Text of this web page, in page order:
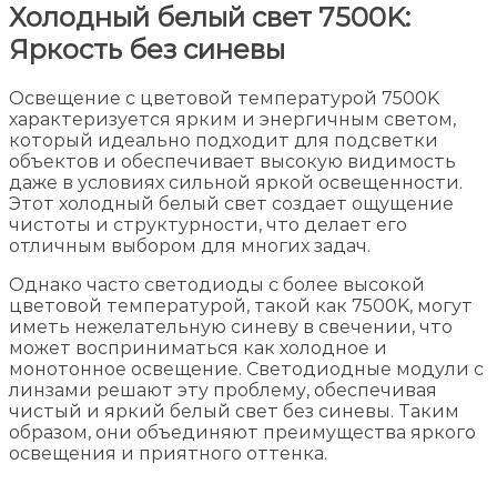
Холодный белый свет 7500K:
Яркость без синевы
Освещение с цветовой температурой 7500K
характеризуется ярким и энергичным светом,
который идеально подходит для подсветки
объектов и обеспечивает высокую видимость
даже в условиях сильной яркой освещенности.
Этот холодный белый свет создает ощущение
чистоты и структурности, что делает его
отличным выбором для многих задач.
Однако часто светодиоды с более высокой
цветовой температурой, такой как 7500K, могут
иметь нежелательную синеву в свечении, что
может восприниматься как холодное и
монотонное освещение. Светодиодные модули с
линзами решают эту проблему, обеспечивая
чистый и яркий белый свет без синевы. Таким
образом, они объединяют преимущества яркого
освещения и приятного оттенка.